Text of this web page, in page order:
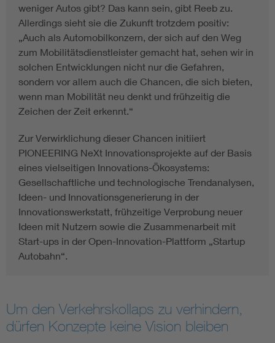
weniger Autos gibt? Das kann sein, gibt Reeb zu.
Allerdings sieht sie die Zukunft trotzdem positiv:
„Auch als Automobilkonzern, der sich auf den Weg
zum Mobilitätsdienstleister gemacht hat, sehen wir in
solchen Entwicklungen nicht nur die Gefahren,
sondern vor allem auch die Chancen, die sich bieten,
wenn man Mobilität neu denkt und frühzeitig die
Zeichen der Zeit erkennt.“
Zur Verwirklichung dieser Chancen initiiert
PIONEERING NeXt Innovationsprojekte auf der Basis
eines vielseitigen Innovations-Ökosystems:
Gesellschaftliche und technologische Trendanalysen,
Ideen- und Innovationsgenerierung in der
Innovationswerkstatt, frühzeitige Verprobung neuer
Ideen mit Nutzern sowie die Zusammenarbeit mit
Start-ups in der Open-Innovation-Plattform „Startup
Autobahn“.
Um den Verkehrskollaps zu verhindern,
dürfen Konzepte keine Vision bleiben